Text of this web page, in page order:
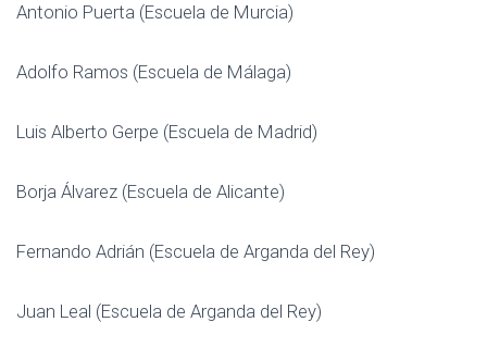
Antonio Puerta (Escuela de Murcia)
Adolfo Ramos (Escuela de Málaga)
Luis Alberto Gerpe (Escuela de Madrid)
Borja Álvarez (Escuela de Alicante)
Fernando Adrián (Escuela de Arganda del Rey)
Juan Leal (Escuela de Arganda del Rey)